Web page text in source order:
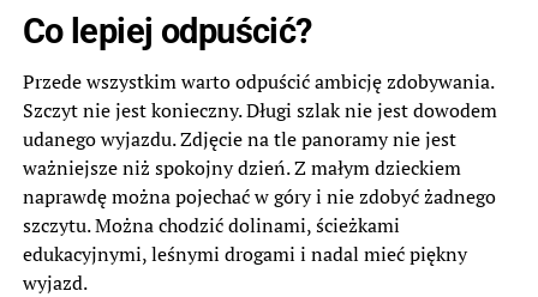
Co lepiej odpuścić?
Przede wszystkim warto odpuścić ambicję zdobywania.
Szczyt nie jest konieczny. Długi szlak nie jest dowodem
udanego wyjazdu. Zdjęcie na tle panoramy nie jest
ważniejsze niż spokojny dzień. Z małym dzieckiem
naprawdę można pojechać w góry i nie zdobyć żadnego
szczytu. Można chodzić dolinami, ścieżkami
edukacyjnymi, leśnymi drogami i nadal mieć piękny
wyjazd.